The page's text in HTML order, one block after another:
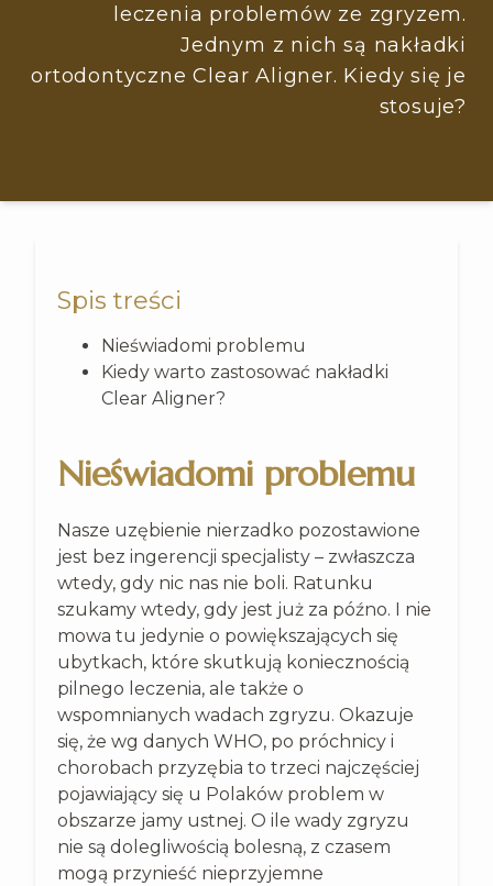
leczenia problemów ze zgryzem.
Jednym z nich są nakładki
ortodontyczne Clear Aligner. Kiedy się je
stosuje?
Spis treści
Nieświadomi problemu
Kiedy warto zastosować nakładki
Clear Aligner?
Nieświadomi problemu
Nasze uzębienie nierzadko pozostawione
jest bez ingerencji specjalisty – zwłaszcza
wtedy, gdy nic nas nie boli. Ratunku
szukamy wtedy, gdy jest już za późno. I nie
mowa tu jedynie o powiększających się
ubytkach, które skutkują koniecznością
pilnego leczenia, ale także o
wspomnianych wadach zgryzu. Okazuje
się, że wg danych WHO, po próchnicy i
chorobach przyzębia to trzeci najczęściej
pojawiający się u Polaków problem w
obszarze jamy ustnej. O ile wady zgryzu
nie są dolegliwością bolesną, z czasem
mogą przynieść nieprzyjemne